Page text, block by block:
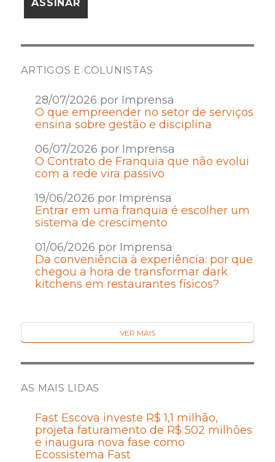
ARTIGOS E COLUNISTAS
28/07/2026 por Imprensa
O que empreender no setor de serviços
ensina sobre gestão e disciplina
06/07/2026 por Imprensa
O Contrato de Franquia que não evolui
com a rede vira passivo
19/06/2026 por Imprensa
Entrar em uma franquia é escolher um
sistema de crescimento
01/06/2026 por Imprensa
Da conveniência à experiência: por que
chegou a hora de transformar dark
kitchens em restaurantes físicos?
VER MAIS
AS MAIS LIDAS
Fast Escova investe R$ 1,1 milhão,
projeta faturamento de R$ 502 milhões
e inaugura nova fase como
Ecossistema Fast